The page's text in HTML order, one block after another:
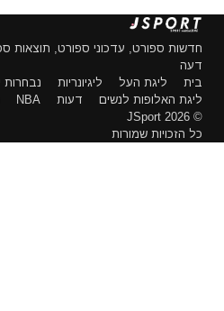
חדשות ספורט, עדכוני ספורט, תוצאות
דעה
בית
ליגת העל ליגיונריות
נבחרות
ליגת האלופות לנשים
דעות NBA
© 2026 JSport
כל הזכויות שמורות